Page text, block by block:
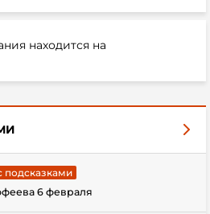
находится на
подсказками
6 февраля